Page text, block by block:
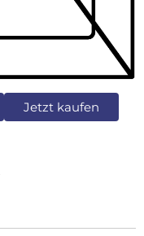
Jetzt kaufen